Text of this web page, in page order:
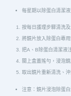
每星期以除蛋白清潔
按每日護理步驟清洗
將鏡片放入除蛋白專
把A、B除蛋白清潔液
關上盒蓋搖勻，浸泡
取出鏡片重新清洗、
注意：鏡片浸泡除蛋